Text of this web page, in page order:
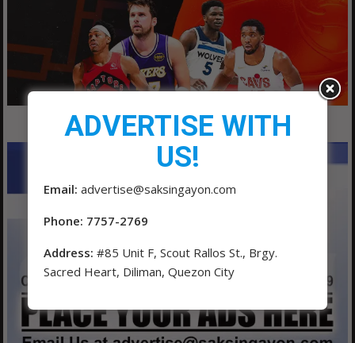
ADVERTISE WITH
US!
Email: advertise@saksingayon.com
Phone: 7757-2769
Address: #85 Unit F, Scout Rallos St., Brgy.
Sacred Heart, Diliman, Quezon City